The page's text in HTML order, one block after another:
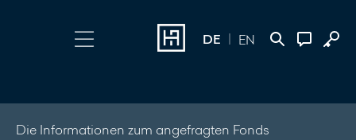
DE EN
+352 45 13 14
Die Informationen zum angefragten Fonds